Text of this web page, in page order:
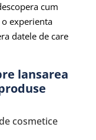
cum
experienta
datele de care
lansarea
cosmetice